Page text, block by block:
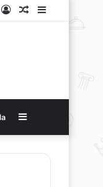
Kenar
Bölmesi
Rastgele
Kayıt
Kenar
Bölmesi